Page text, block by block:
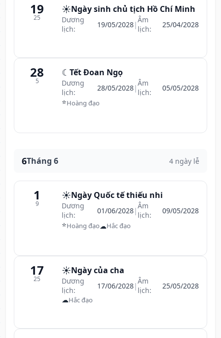
19
25
☀️Ngày sinh chủ tịch Hồ Chí Minh
Dương
lịch:
19/05/2028|Âm
lịch:
25/04/2028
28
5
☾ Tết Đoan Ngọ
Dương
lịch:
28/05/2028|Âm
lịch:
05/05/2028
⭐Hoàng đạo
6Tháng 6 4 ngày lễ
1
9
☀️Ngày Quốc tế thiếu nhi
Dương
lịch:
01/06/2028|Âm
lịch:
09/05/2028
⭐Hoàng đạo☁Hắc đạo
17
25
☀️Ngày của cha
Dương
lịch:
17/06/2028|Âm
lịch:
25/05/2028
☁Hắc đạo